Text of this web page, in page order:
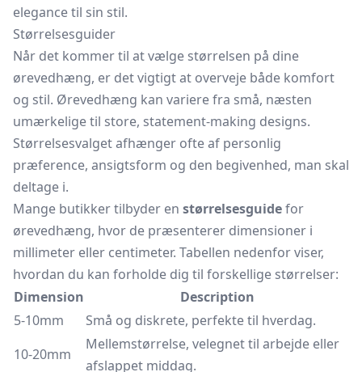
elegance til sin stil.
Størrelsesguider
Når det kommer til at vælge størrelsen på dine
ørevedhæng, er det vigtigt at overveje både komfort
og stil. Ørevedhæng kan variere fra små, næsten
umærkelige til store, statement-making designs.
Størrelsesvalget afhænger ofte af personlig
præference, ansigtsform og den begivenhed, man skal
deltage i.
Mange butikker tilbyder en størrelsesguidefor
ørevedhæng, hvor de præsenterer dimensioner i
millimeter eller centimeter. Tabellen nedenfor viser,
hvordan du kan forholde dig til forskellige størrelser:
Dimension
Description
5-10mm
Små og diskrete, perfekte til hverdag.
10-20mm
Mellemstørrelse, velegnet til arbejde eller
afslappet middag.